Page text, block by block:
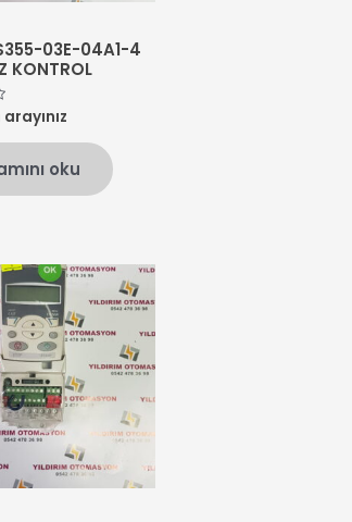
03E-04A1-4
KONTROL
oku